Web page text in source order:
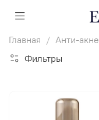
Главная Анти-акне
Фильтры